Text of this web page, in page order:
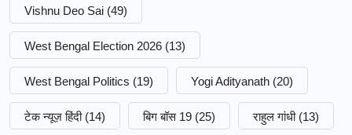
Vishnu Deo Sai (49)
West Bengal Election 2026 (13)
West Bengal Politics (19) Yogi Adityanath (20)
टेक न्यूज़ हिंदी (14) बिग बॉस 19 (25) राहुल गांधी (13)